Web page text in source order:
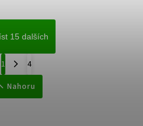
15 dalších
1
4
Nahoru